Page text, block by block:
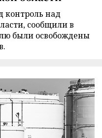
контроль над
сообщили в
были освобождены